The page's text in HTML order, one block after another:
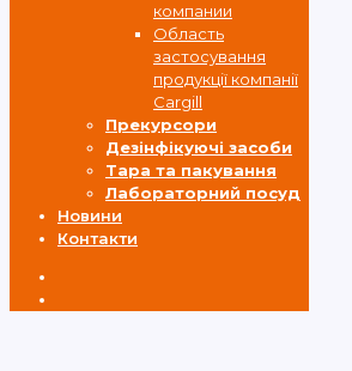
компании
Область
застосування
продукції компанії
Cargill
Прекурсори
Дезінфікуючі засоби
Тара та пакування
Лабораторний посуд
Новини
Контакти